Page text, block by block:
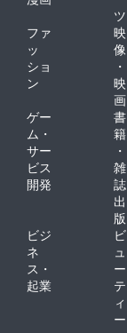
ツ
ファ
ッ
ショ
ン
映
像
・
映
画
ゲー
ム・
サー
ビス
開発
書
籍
・
雑
誌
出
版
ビジ
ネ
ス・
起業
ビ
ュ
ー
テ
ィ
ー